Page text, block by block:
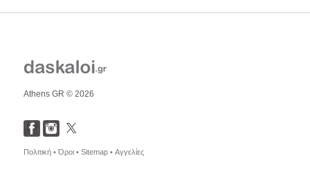
Athens GR © 2026
Πολιτική •Όροι • Sitemap • Αγγελίες